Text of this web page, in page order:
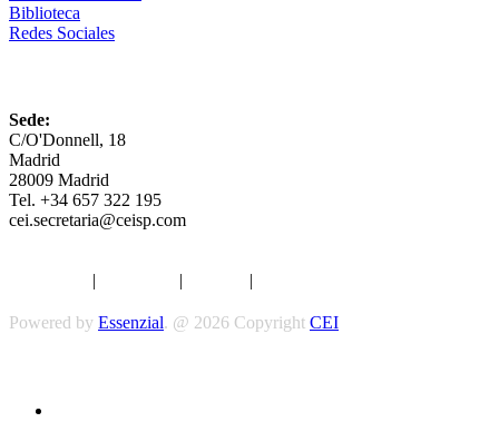
Biblioteca
Redes Sociales
Sede:
C/O'Donnell, 18
Madrid
28009 Madrid
Tel. +34 657 322 195
cei.secretaria@ceisp.com
| | |
Powered by Essenzial. @ 2026 Copyright CEI